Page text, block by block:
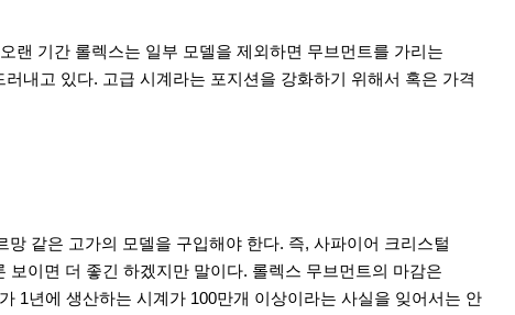
랜 기간 롤렉스는 일부 모델을 제외하면 무브먼트를 가리는
내고 있다. 고급 시계라는 포지션을 강화하기 위해서 혹은 가격
같은 고가의 모델을 구입해야 한다. 즉, 사파이어 크리스털
이면 더 좋긴 하겠지만 말이다. 롤렉스 무브먼트의 마감은
1년에 생산하는 시계가 100만개 이상이라는 사실을 잊어서는 안